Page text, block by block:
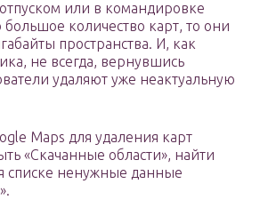
или в командировке
количество карт, то они
пространства. И, как
не всегда, вернувшись
удаляют уже неактуальную
Maps для удаления карт
«Скачанные области», найти
списке ненужные данные